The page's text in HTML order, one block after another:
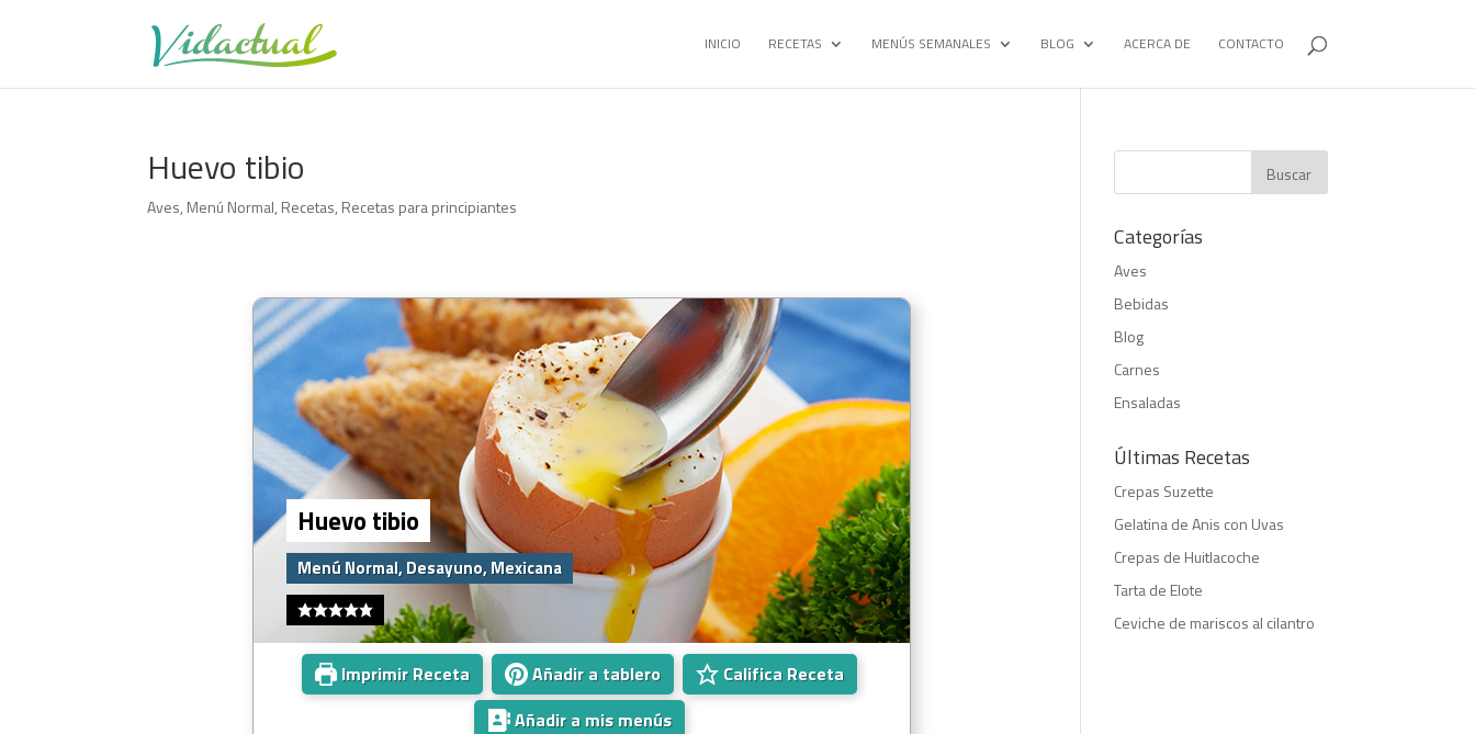
INICIO RECETAS MENÚS SEMANALES BLOG ACERCA DE CONTACTO
Huevo tibio
Aves, Menú Normal, Recetas, Recetas para principiantes
Huevo tibio
Menú Normal, Desayuno, Mexicana
Imprimir Receta Añadir a tablero
Califica Receta
Añadir a mis menús
Categorías
Aves
Bebidas
Blog
Carnes
Ensaladas
Últimas Recetas
Crepas Suzette
Gelatina de Anis con Uvas
Crepas de Huitlacoche
Tarta de Elote
Ceviche de mariscos al cilantro